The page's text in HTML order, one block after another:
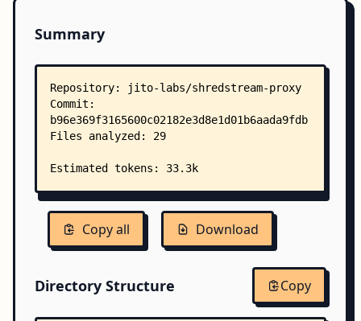
Summary
Copy all Download
Directory Structure Copy